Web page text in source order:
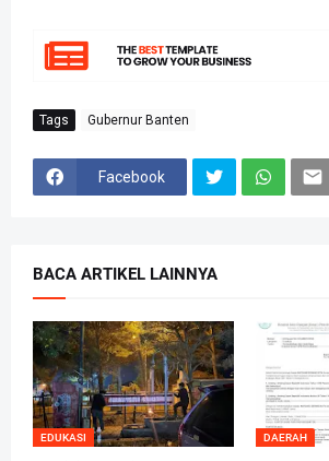
Tags Gubernur Banten
Facebook
BACA ARTIKEL LAINNYA
EDUKASI DAERAH